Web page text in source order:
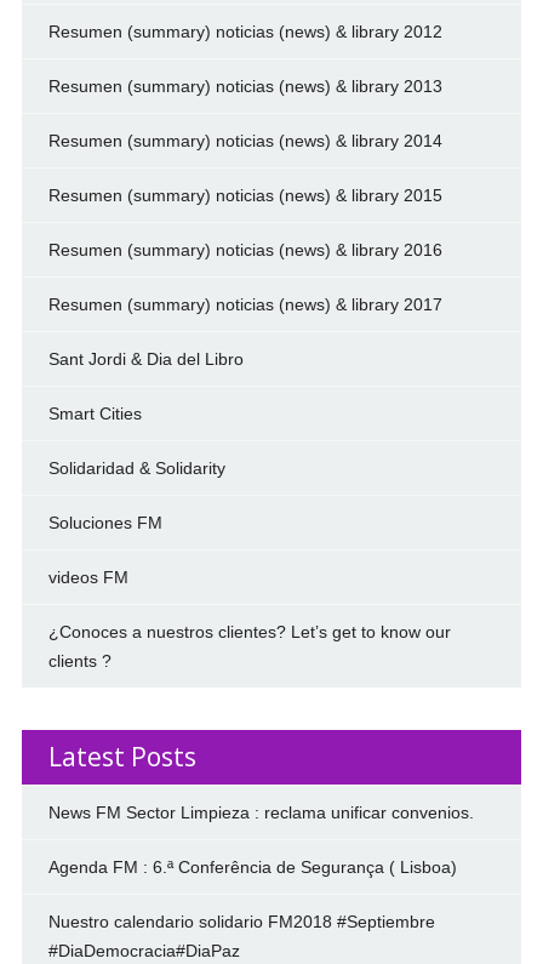
Resumen (summary) noticias (news) & library 2012
Resumen (summary) noticias (news) & library 2013
Resumen (summary) noticias (news) & library 2014
Resumen (summary) noticias (news) & library 2015
Resumen (summary) noticias (news) & library 2016
Resumen (summary) noticias (news) & library 2017
Sant Jordi & Dia del Libro
Smart Cities
Solidaridad & Solidarity
Soluciones FM
videos FM
¿Conoces a nuestros clientes? Let’s get to know our
clients ?
Latest Posts
News FM Sector Limpieza : reclama unificar convenios.
Agenda FM : 6.ª Conferência de Segurança ( Lisboa)
Nuestro calendario solidario FM2018 #Septiembre
#DiaDemocracia#DiaPaz